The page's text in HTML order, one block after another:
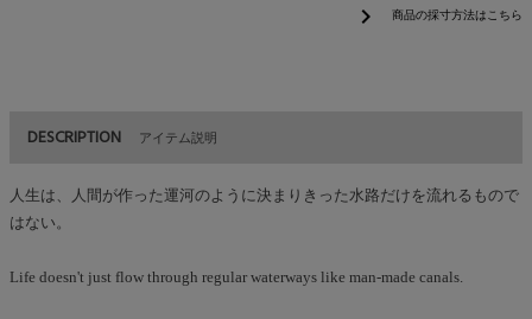
chevron_right 商品の採寸方法はこちら
DESCRIPTION アイテム説明
人生は、人間が作った運河のように決まりきった水路だけを流れるもので
はない。
Life doesn't just flow through regular waterways like man-made canals.